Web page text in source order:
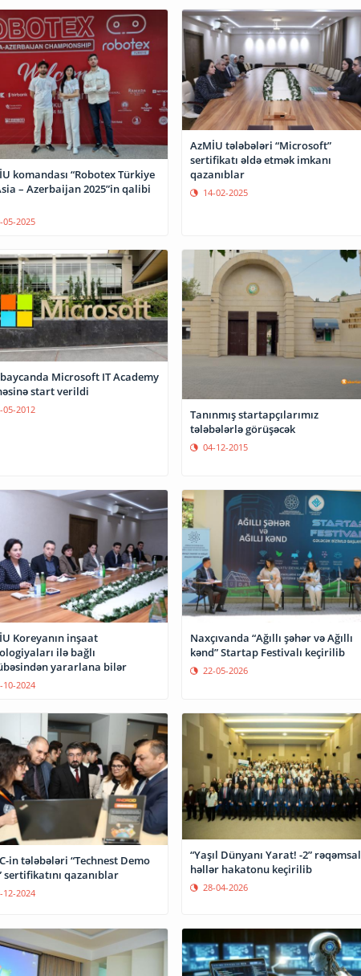
komandası “Robotex Türkiye
– Azerbaijan 2025”in qalibi
05-2025
AzMİU tələbələri “Microsoft”
sertifikatı əldə etmək imkanı
qazanıblar
14-02-2025
Microsoft IT Academy
start verildi
05-2012
Tanınmış startapçılarımız
tələbələrlə görüşəcək
04-12-2015
Koreyanın inşaat
ilə bağlı
yararlana bilər
10-2024
Naxçıvanda “Ağıllı şəhər və Ağıllı
kənd” Startap Festivalı keçirilib
22-05-2026
in tələbələri “Technest Demo
sertifikatını qazanıblar
12-2024
“Yaşıl Dünyanı Yarat! -2” rəqəmsal
həllər hakatonu keçirilib
28-04-2026